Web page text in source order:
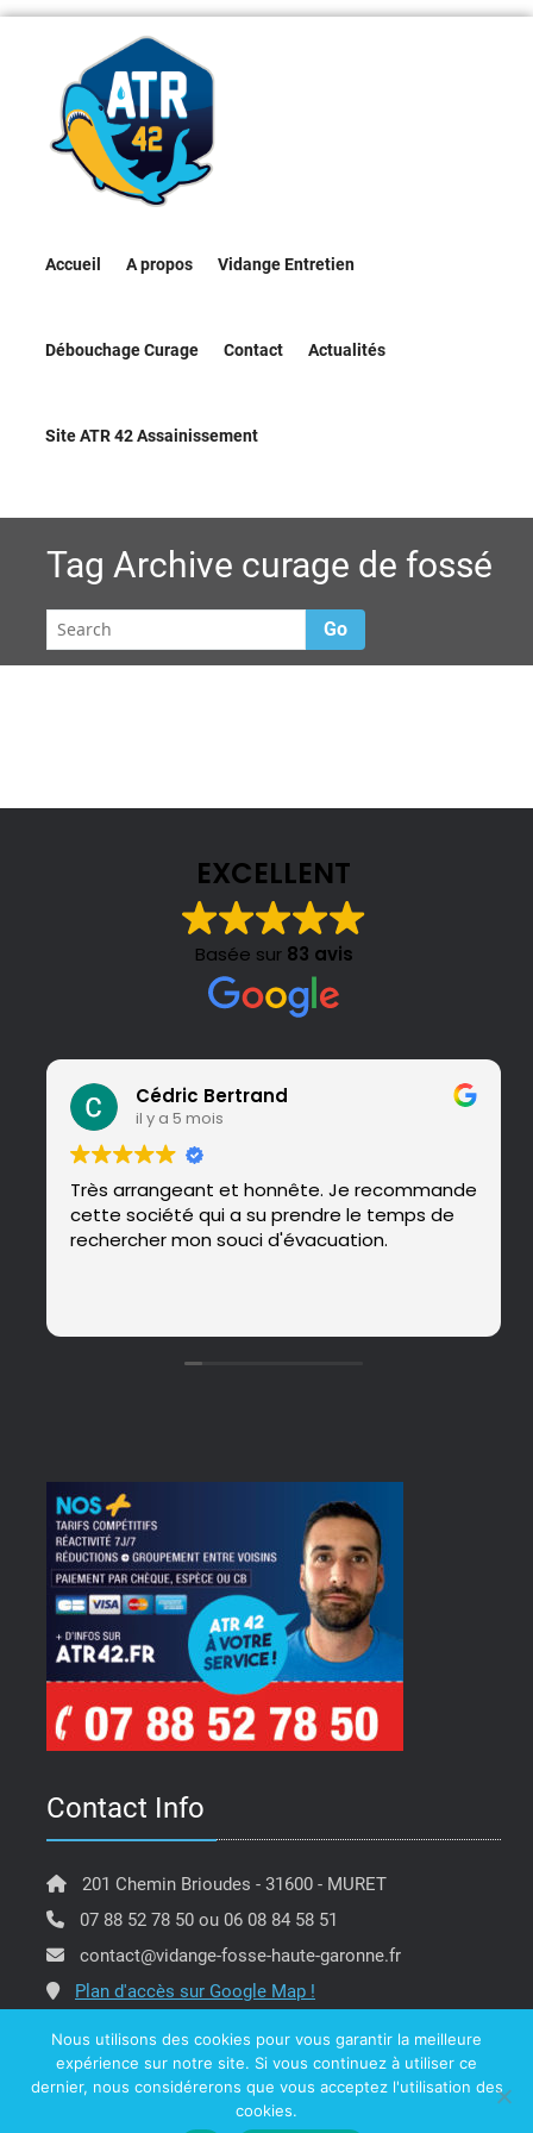
Accueil A propos Vidange Entretien
Débouchage Curage Contact Actualités
Site ATR 42 Assainissement
Tag Archive curage de fossé
Go
EXCELLENT
Basée sur 83 avis
Cédric Bertrand
il y a 5 mois
Très arrangeant et honnête. Je recommande
cette société qui a su prendre le temps de
rechercher mon souci d'évacuation.
Contact Info
201 Chemin Brioudes - 31600 - MURET
07 88 52 78 50 ou 06 08 84 58 51
contact@vidange-fosse-haute-garonne.fr
Plan d'accès sur Google Map !
Copyright @ ATR 42 Vidange Fosse Haute Garonne -
Nous utilisons des cookies pour vous garantir la meilleure
expérience sur notre site. Si vous continuez à utiliser ce
dernier, nous considérerons que vous acceptez l'utilisation des
cookies.